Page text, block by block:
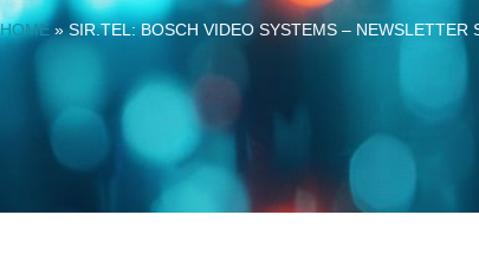
HOME » SIR.TEL: BOSCH VIDEO SYSTEMS – NEWSLETTER